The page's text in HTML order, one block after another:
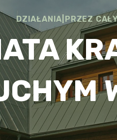
DZIAŁANIA PRZEZ